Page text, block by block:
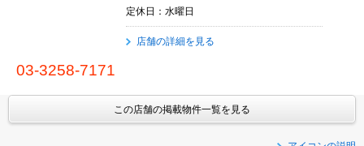
定休日：水曜日
店舗の詳細を見る
03-3258-7171
この店舗の掲載物件一覧を見る